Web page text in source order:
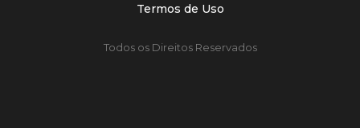
Termos de Uso
Todos os Direitos Reservados